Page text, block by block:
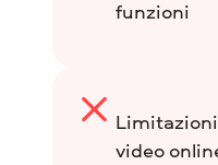
funzioni
video